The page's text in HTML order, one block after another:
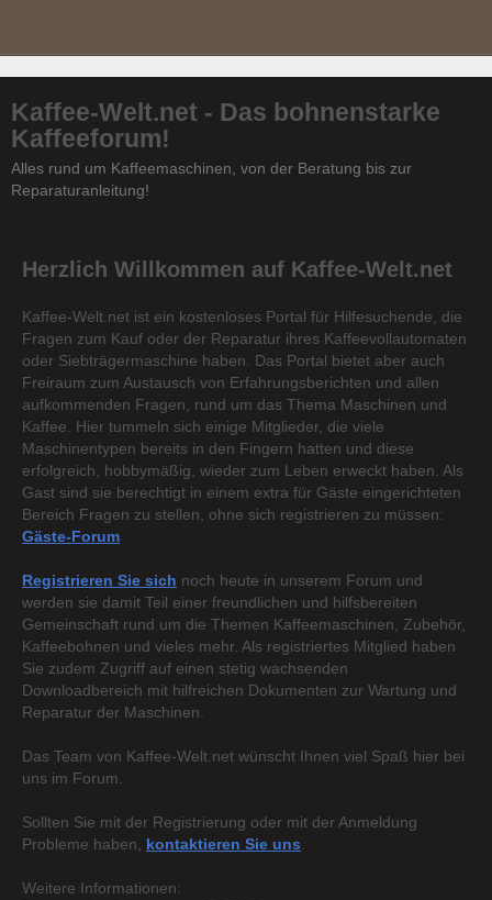
Kaffee-Welt.net - Das bohnenstarke
Kaffeeforum!
Alles rund um Kaffeemaschinen, von der Beratung bis zur
Reparaturanleitung!
Herzlich Willkommen auf Kaffee-Welt.net
Kaffee-Welt.net ist ein kostenloses Portal für Hilfesuchende, die
Fragen zum Kauf oder der Reparatur ihres Kaffeevollautomaten
oder Siebträgermaschine haben. Das Portal bietet aber auch
Freiraum zum Austausch von Erfahrungsberichten und allen
aufkommenden Fragen, rund um das Thema Maschinen und
Kaffee. Hier tummeln sich einige Mitglieder, die viele
Maschinentypen bereits in den Fingern hatten und diese
erfolgreich, hobbymäßig, wieder zum Leben erweckt haben. Als
Gast sind sie berechtigt in einem extra für Gäste eingerichteten
Bereich Fragen zu stellen, ohne sich registrieren zu müssen:
Gäste-Forum
Registrieren Sie sich noch heute in unserem Forum und
werden sie damit Teil einer freundlichen und hilfsbereiten
Gemeinschaft rund um die Themen Kaffeemaschinen, Zubehör,
Kaffeebohnen und vieles mehr. Als registriertes Mitglied haben
Sie zudem Zugriff auf einen stetig wachsenden
Downloadbereich mit hilfreichen Dokumenten zur Wartung und
Reparatur der Maschinen.
Das Team von Kaffee-Welt.net wünscht Ihnen viel Spaß hier bei
uns im Forum.
Sollten Sie mit der Registrierung oder mit der Anmeldung
Probleme haben, kontaktieren Sie uns
Weitere Informationen: